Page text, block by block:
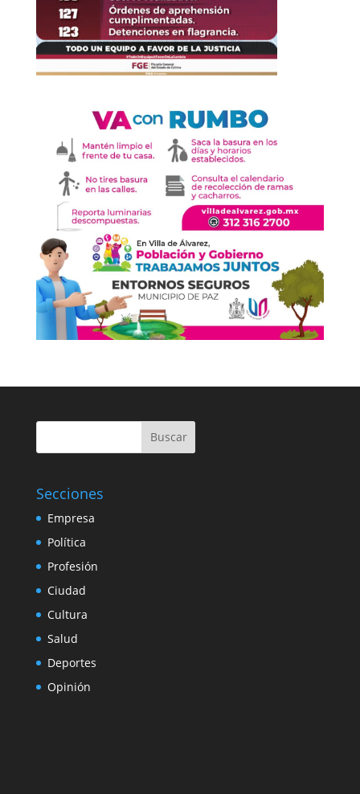
Buscar
Secciones
Empresa
Política
Profesión
Ciudad
Cultura
Salud
Deportes
Opinión